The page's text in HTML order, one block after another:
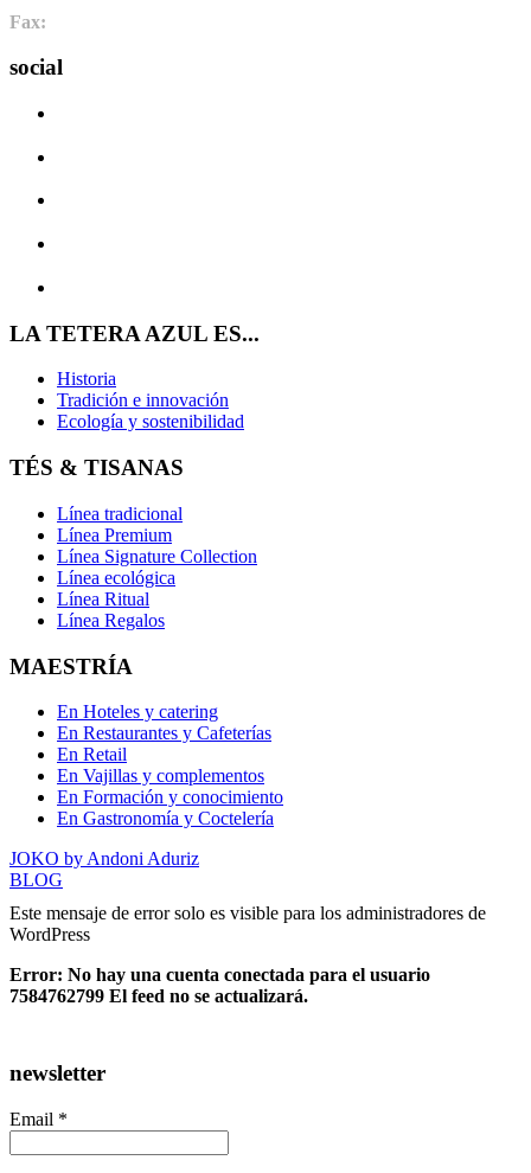
Fax:
social
LA TETERA AZUL ES...
Historia
Tradición e innovación
Ecología y sostenibilidad
TÉS & TISANAS
Línea tradicional
Línea Premium
Línea Signature Collection
Línea ecológica
Línea Ritual
Línea Regalos
MAESTRÍA
En Hoteles y catering
En Restaurantes y Cafeterías
En Retail
En Vajillas y complementos
En Formación y conocimiento
En Gastronomía y Coctelería
JOKO by Andoni Aduriz
BLOG
Este mensaje de error solo es visible para los administradores de
WordPress
Error: No hay una cuenta conectada para el usuario
7584762799 El feed no se actualizará.
newsletter
Email *